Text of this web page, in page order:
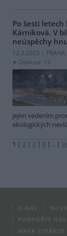
Po šesti
Kárníková. V
neúspěchy
12.3.2025 | PRAHA
Diskuse: 13
jejím vedením
ekologických
1 | 2 | 3 | 4 | .. |
O NÁS
PODPOŘTE NÁS
MAPA STRÁNEK